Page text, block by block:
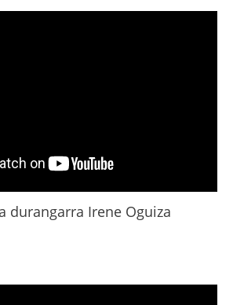
durangarra Irene Oguiza